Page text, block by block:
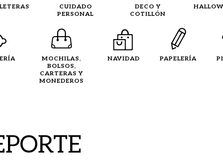
CUIDADO
PERSONAL
DECO Y
COTILLÓN
MOCHILAS,
BOLSOS,
CARTERAS Y
MONEDEROS
NAVIDAD PAPELERÍA